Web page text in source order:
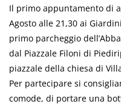
Il primo appuntamento di
Agosto alle 21,30 ai
primo parcheggio
dal Piazzale Filoni di
piazzale della chiesa di
Per partecipare si
comode, di portare una